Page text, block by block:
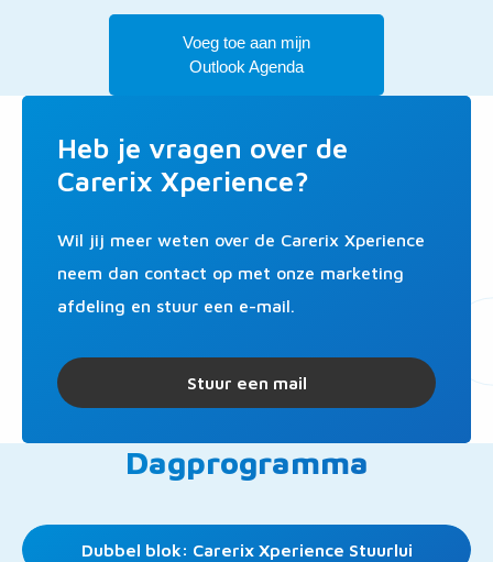
Voeg toe aan mijn
Outlook Agenda
Heb je vragen over de
Carerix Xperience?
Wil jij meer weten over de Carerix Xperience
neem dan contact op met onze marketing
afdeling en stuur een e-mail.
Stuur een mail
Dagprogramma
Dubbel blok: Carerix Xperience Stuurlui